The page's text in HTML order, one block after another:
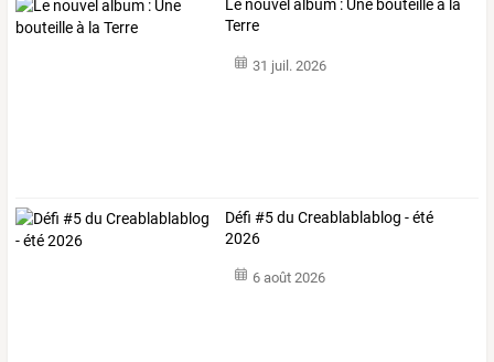
Le nouvel album : Une bouteille à la
Terre
31 juil. 2026
Défi #5 du Creablablablog - été
2026
6 août 2026